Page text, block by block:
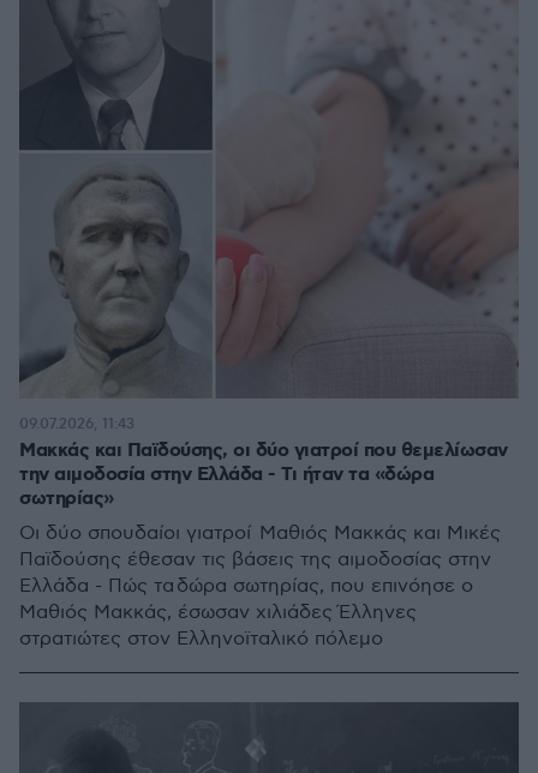
Μακκάς και Παϊδούσης, οι δύο γιατροί που θεμελίωσαν
την αιμοδοσία στην Ελλάδα - Τι ήταν τα «δώρα
σωτηρίας»
Οι δύο σπουδαίοι γιατροί Μαθιός Μακκάς και Μικές
Παϊδούσης έθεσαν τις βάσεις της αιμοδοσίας στην
Ελλάδα - Πώς τα δώρα σωτηρίας, που επινόησε ο
Μαθιός Μακκάς, έσωσαν χιλιάδες Έλληνες
στρατιώτες στον Ελληνοϊταλικό πόλεμο
09.07.2026, 11:43